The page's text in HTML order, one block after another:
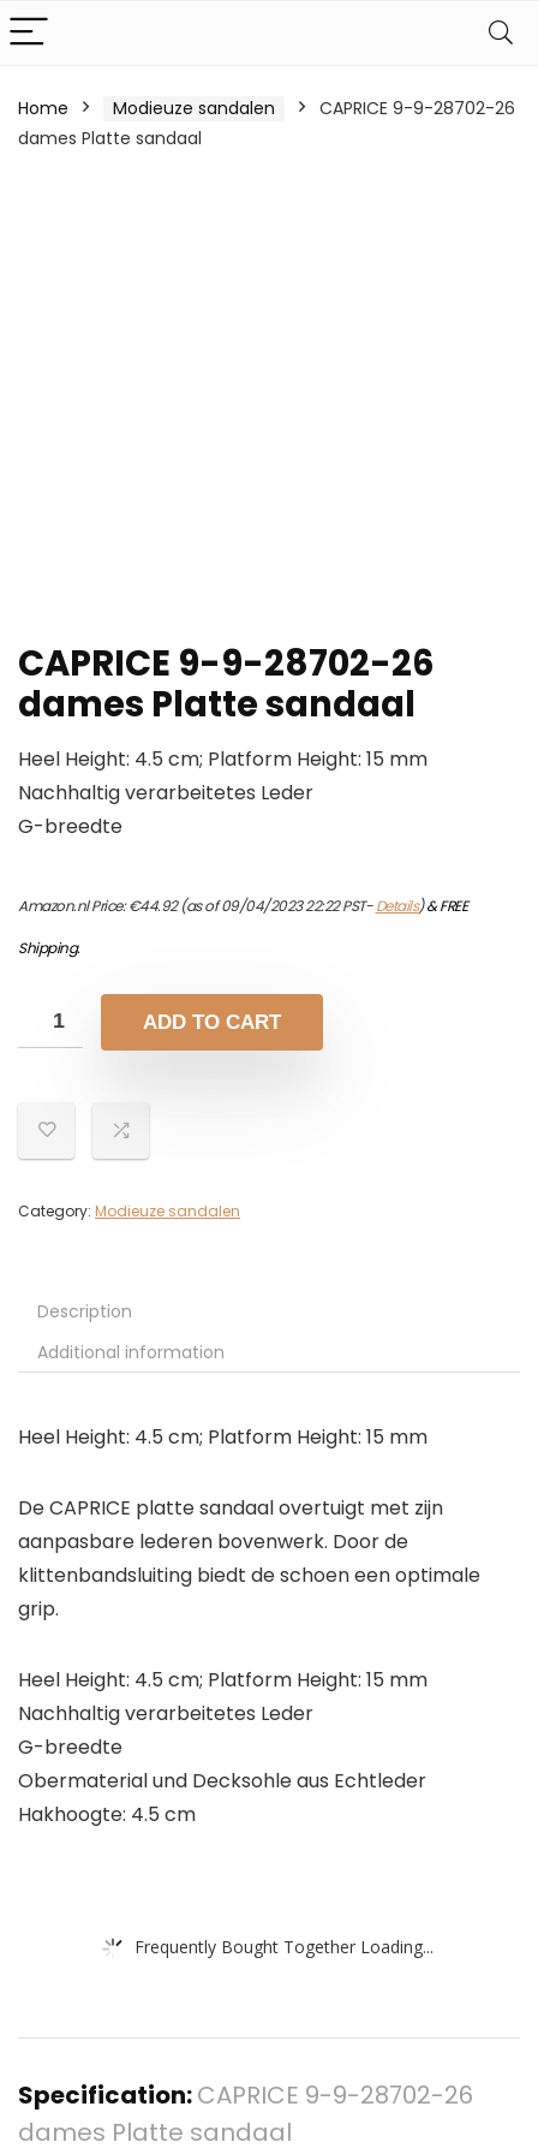
Home Modieuze sandalen
CAPRICE 9-9-28702-26
dames Platte sandaal
CAPRICE 9-9-28702-26
dames Platte sandaal
Heel Height: 4.5 cm; Platform Height: 15 mm
Nachhaltig verarbeitetes Leder
G-breedte
Amazon.nl Price:€44.92(as of 09/04/2023 22:22 PST-Details)&FREE
Shipping.
ADD TO CART
Category: Modieuze sandalen
Description
Additional information
Heel Height: 4.5 cm; Platform Height: 15 mm
De CAPRICE platte sandaal overtuigt met zijn
aanpasbare lederen bovenwerk. Door de
klittenbandsluiting biedt de schoen een optimale
grip.
Heel Height: 4.5 cm; Platform Height: 15 mm
Nachhaltig verarbeitetes Leder
G-breedte
Obermaterial und Decksohle aus Echtleder
Hakhoogte: 4.5 cm
Frequently Bought Together Loading...
Specification:CAPRICE 9-9-28702-26
dames Platte sandaal